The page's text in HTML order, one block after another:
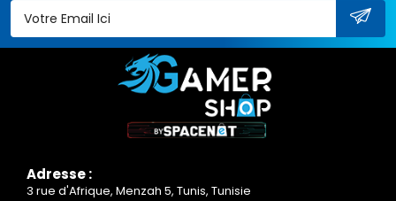
Adresse :
3 rue d'Afrique, Menzah 5, Tunis, Tunisie